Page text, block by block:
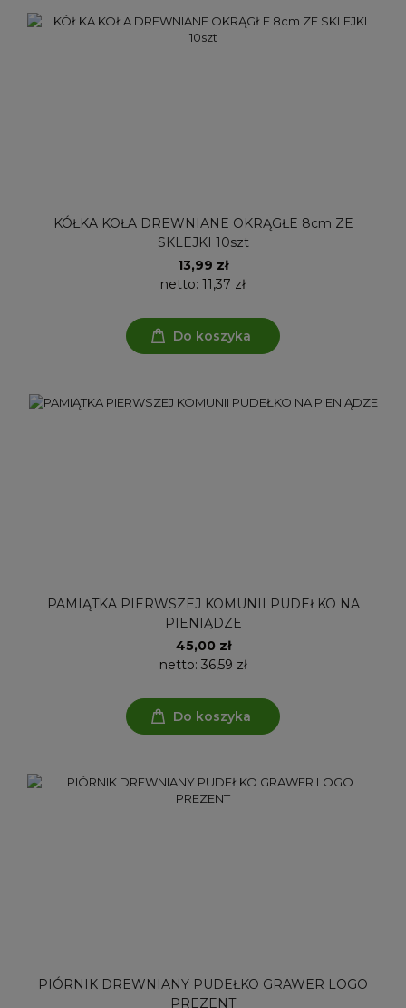
KÓŁKA KOŁA DREWNIANE OKRĄGŁE 8cm ZE
SKLEJKI 10szt
13,99 zł
netto: 11,37 zł
Do koszyka
PAMIĄTKA PIERWSZEJ KOMUNII PUDEŁKO NA
PIENIĄDZE
45,00 zł
netto: 36,59 zł
Do koszyka
PIÓRNIK DREWNIANY PUDEŁKO GRAWER LOGO
PREZENT